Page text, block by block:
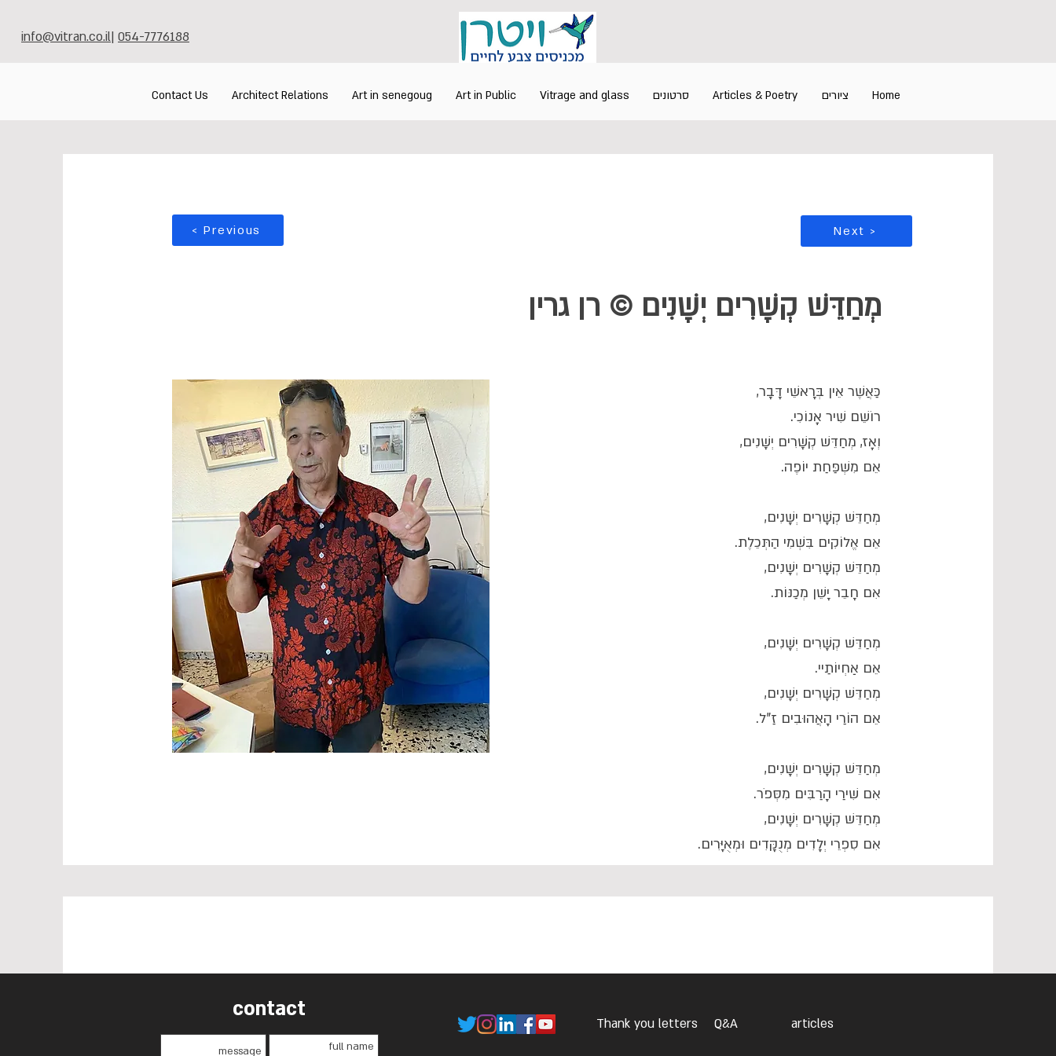
info@vitran.co.il| 054-7776188
Home ציורים Articles & Poetry סרטונים Vitrage and glass
Art in Public
Art in senegoug
Architect Relations
Contact Us
< Previous Next >
מְחַדֵּשׁ קְשָׁרִים יְשָׁנִים © רן גרין
כַּאֲשֶׁר אֵין בְּרָאשֵׁי דָּבָר,
רוֹשֵׁם שִׁיר אָנוֹכִי.
וְאָז, מְחַדֵּשׁ קְשָׁרִים יְשָׁנִים,
אֵם מִשְׁפַּחַת יוֹפֶה.
מְחַדֵּשׁ קְשָׁרִים יְשָׁנִים,
אֵם אֱלוֹקִים בִּשְׁמִי הַתְּכֵלֶת.
מְחַדֵּשׁ קְשָׁרִים יְשָׁנִים,
אִם חָבֵר יָשֵׁן מְכַנּוֹת.
מְחַדֵּשׁ קְשָׁרִים יְשָׁנִים,
אֵם אַחְיוֹתַיי.
מְחַדֵּשׁ קְשָׁרִים יְשָׁנִים,
אֵם הוֹרַי הָאֲהוּבִים זַ"ל.
מְחַדֵּשׁ קְשָׁרִים יְשָׁנִים,
אִם שִׁירַי הָרַבִּים מִסְּפֹר.
מְחַדֵּשׁ קְשָׁרִים יְשָׁנִים,
אִם סִפְרֵי יְלָדִים מְנֻקָּדִים וּמְאֻיָּרִים.
contact
Thank you letters Q&A articles